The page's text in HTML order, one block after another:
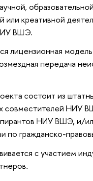
или креативной
ВШЭ.
лицензионная
передача
состоит из
совместителей НИУ
НИУ ВШЭ, и/
по гражданско-
с участием